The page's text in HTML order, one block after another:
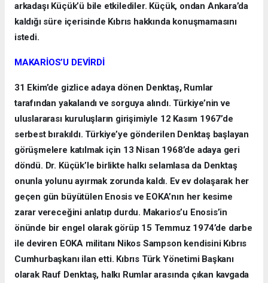
arkadaşı Küçük’ü bile etkilediler. Küçük, ondan Ankara’da
kaldığı süre içerisinde Kıbrıs hakkında konuşmamasını
istedi.
MAKARİOS’U DEVİRDİ
31 Ekim’de gizlice adaya dönen Denktaş, Rumlar
tarafından yakalandı ve sorguya alındı. Türkiye’nin ve
uluslararası kuruluşların girişimiyle 12 Kasım 1967’de
serbest bırakıldı. Türkiye’ye gönderilen Denktaş başlayan
görüşmelere katılmak için 13 Nisan 1968’de adaya geri
döndü. Dr. Küçük’le birlikte halkı selamlasa da Denktaş
onunla yolunu ayırmak zorunda kaldı. Ev ev dolaşarak her
geçen gün büyütülen Enosis ve EOKA’nın her kesime
zarar vereceğini anlatıp durdu. Makarios’u Enosis’in
önünde bir engel olarak görüp 15 Temmuz 1974’de darbe
ile deviren EOKA militanı Nikos Sampson kendisini Kıbrıs
Cumhurbaşkanı ilan etti. Kıbrıs Türk Yönetimi Başkanı
olarak Rauf Denktaş, halkı Rumlar arasında çıkan kavgada